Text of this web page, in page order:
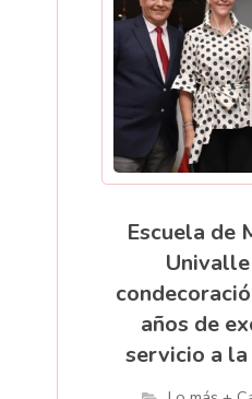
Escuela de
años de
servicio a